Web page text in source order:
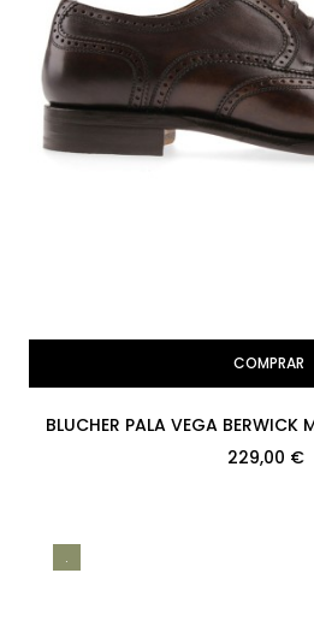
COMPRAR
BLUCHER PALA VEGA BERWICK
TOLEDO TESTA
229,00 €
.